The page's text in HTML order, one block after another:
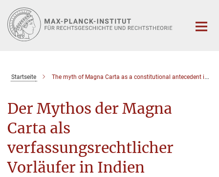
Hauptinhalt
Startseite The myth of Magna Carta as a constitutional antecedent in India
Der Mythos der Magna
Carta als
verfassungsrechtlicher
Vorläufer in Indien